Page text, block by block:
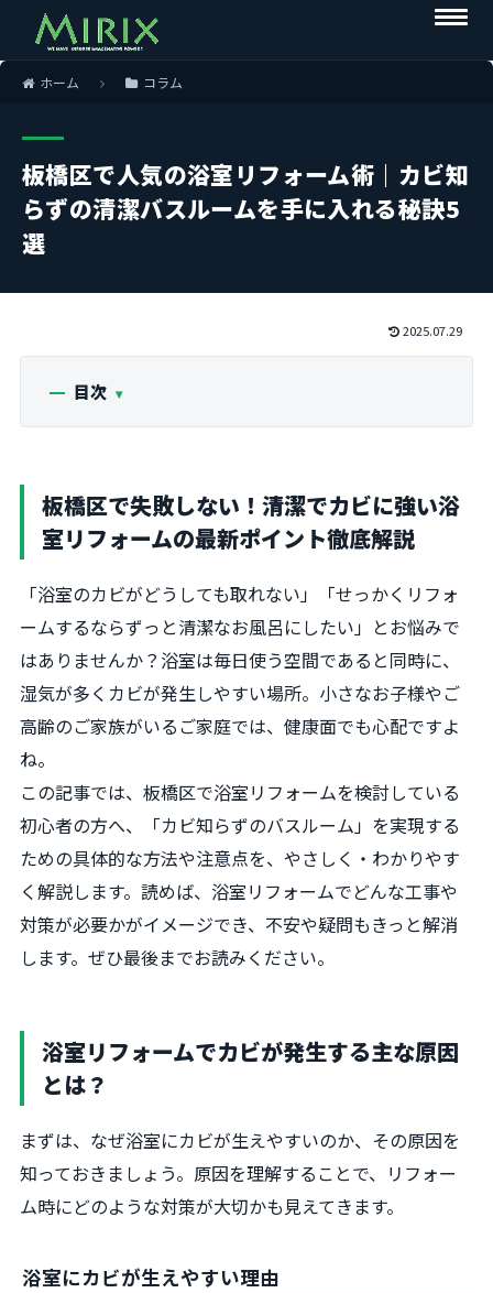
ホーム コラム
板橋区で人気の浴室リフォーム術｜カビ知
らずの清潔バスルームを手に入れる秘訣5
選
2025.07.29
目次
板橋区で失敗しない！清潔でカビに強い浴
室リフォームの最新ポイント徹底解説
「浴室のカビがどうしても取れない」「せっかくリフォ
ームするならずっと清潔なお風呂にしたい」とお悩みで
はありませんか？浴室は毎日使う空間であると同時に、
湿気が多くカビが発生しやすい場所。小さなお子様やご
高齢のご家族がいるご家庭では、健康面でも心配ですよ
ね。
この記事では、板橋区で浴室リフォームを検討している
初心者の方へ、「カビ知らずのバスルーム」を実現する
ための具体的な方法や注意点を、やさしく・わかりやす
く解説します。読めば、浴室リフォームでどんな工事や
対策が必要かがイメージでき、不安や疑問もきっと解消
します。ぜひ最後までお読みください。
浴室リフォームでカビが発生する主な原因
とは？
まずは、なぜ浴室にカビが生えやすいのか、その原因を
知っておきましょう。原因を理解することで、リフォー
ム時にどのような対策が大切かも見えてきます。
浴室にカビが生えやすい理由